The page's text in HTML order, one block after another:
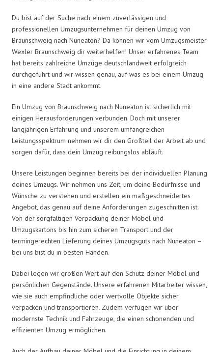
Du bist auf der Suche nach einem zuverlässigen und
professionellen Umzugsunternehmen für deinen Umzug von
Braunschweig nach Nuneaton? Da können wir vom Umzugsmeister
Wexler Braunschweig dir weiterhelfen! Unser erfahrenes Team
hat bereits zahlreiche Umzüge deutschlandweit erfolgreich
durchgeführt und wir wissen genau, auf was es bei einem Umzug
in eine andere Stadt ankommt.
Ein Umzug von Braunschweig nach Nuneaton ist sicherlich mit
einigen Herausforderungen verbunden. Doch mit unserer
langjährigen Erfahrung und unserem umfangreichen
Leistungsspektrum nehmen wir dir den Großteil der Arbeit ab und
sorgen dafür, dass dein Umzug reibungslos abläuft.
Unsere Leistungen beginnen bereits bei der individuellen Planung
deines Umzugs. Wir nehmen uns Zeit, um deine Bedürfnisse und
Wünsche zu verstehen und erstellen ein maßgeschneidertes
Angebot, das genau auf deine Anforderungen zugeschnitten ist.
Von der sorgfältigen Verpackung deiner Möbel und
Umzugskartons bis hin zum sicheren Transport und der
termingerechten Lieferung deines Umzugsguts nach Nuneaton –
bei uns bist du in besten Händen.
Dabei legen wir großen Wert auf den Schutz deiner Möbel und
persönlichen Gegenstände. Unsere erfahrenen Mitarbeiter wissen,
wie sie auch empfindliche oder wertvolle Objekte sicher
verpacken und transportieren. Zudem verfügen wir über
modernste Technik und Fahrzeuge, die einen schonenden und
effizienten Umzug ermöglichen.